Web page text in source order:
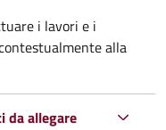
i lavori e i
alla
da allegare